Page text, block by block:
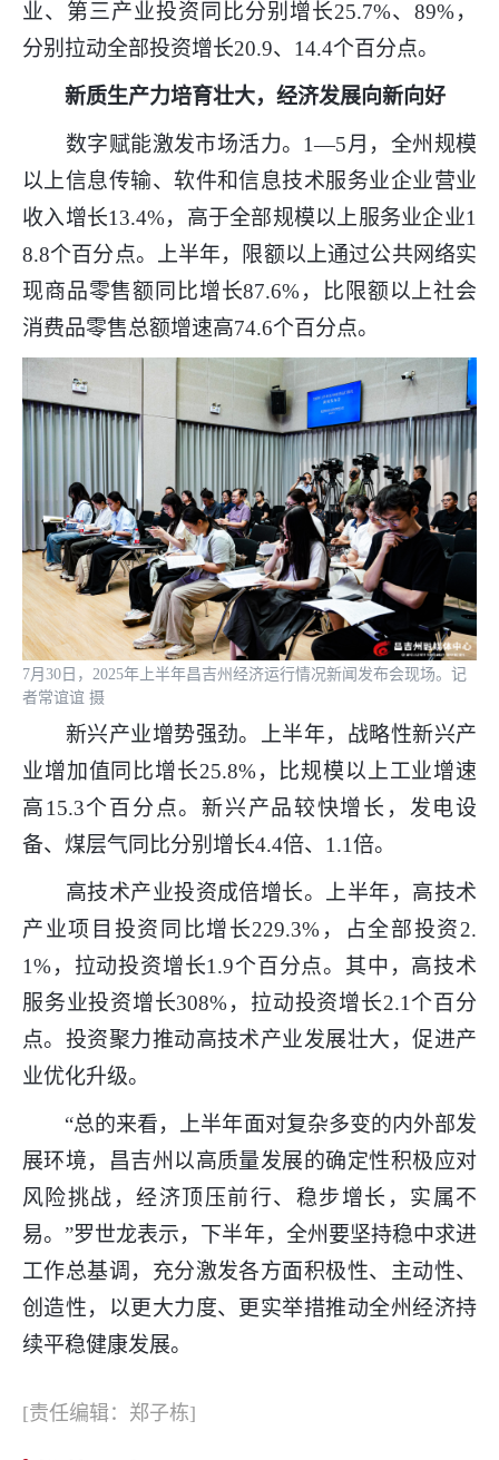
业、第三产业投资同比分别增长25.7%、89%，
分别拉动全部投资增长20.9、14.4个百分点。
新质生产力培育壮大，经济发展向新向好
数字赋能激发市场活力。1—5月，全州规模
以上信息传输、软件和信息技术服务业企业营业
收入增长13.4%，高于全部规模以上服务业企业1
8.8个百分点。上半年，限额以上通过公共网络实
现商品零售额同比增长87.6%，比限额以上社会
消费品零售总额增速高74.6个百分点。
7月30日，2025年上半年昌吉州经济运行情况新闻发布会现场。记
者常谊谊 摄
新兴产业增势强劲。上半年，战略性新兴产
业增加值同比增长25.8%，比规模以上工业增速
高15.3个百分点。新兴产品较快增长，发电设
备、煤层气同比分别增长4.4倍、1.1倍。
高技术产业投资成倍增长。上半年，高技术
产业项目投资同比增长229.3%，占全部投资2.
1%，拉动投资增长1.9个百分点。其中，高技术
服务业投资增长308%，拉动投资增长2.1个百分
点。投资聚力推动高技术产业发展壮大，促进产
业优化升级。
“总的来看，上半年面对复杂多变的内外部发
展环境，昌吉州以高质量发展的确定性积极应对
风险挑战，经济顶压前行、稳步增长，实属不
易。”罗世龙表示，下半年，全州要坚持稳中求进
工作总基调，充分激发各方面积极性、主动性、
创造性，以更大力度、更实举措推动全州经济持
续平稳健康发展。
[责任编辑：郑子栋]